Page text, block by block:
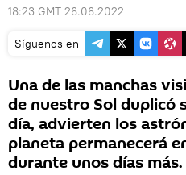
18:23 GMT 26.06.2022
Síguenos en
Una de las manchas
de nuestro Sol duplicó
día, advierten los
planeta permanecerá
durante unos días más.